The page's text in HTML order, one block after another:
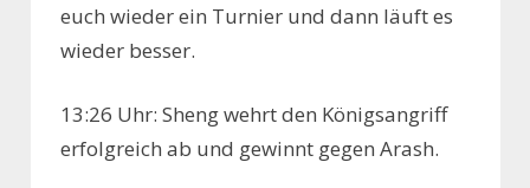
euch wieder ein Turnier und dann läuft es
wieder besser.
13:26 Uhr: Sheng wehrt den Königsangriff
erfolgreich ab und gewinnt gegen Arash.